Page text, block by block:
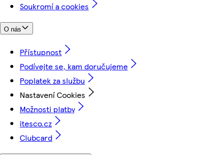
Soukromí a cookies
O nás
Přístupnost
Podívejte se, kam doručujeme
Poplatek za službu
Nastavení Cookies
Možnosti platby
itesco.cz
Clubcard